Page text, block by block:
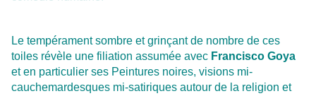
Le tempérament sombre et grinçant de nombre de ces
toiles révèle une filiation assumée avec Francisco Goya
et en particulier ses Peintures noires, visions mi-
cauchemardesques mi-satiriques autour de la religion et